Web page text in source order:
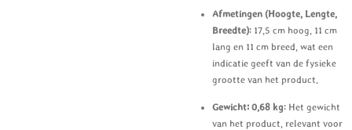
Afmetingen (Hoogte, Lengte,
Breedte): 17,5 cm hoog, 11 cm
lang en 11 cm breed, wat een
indicatie geeft van de fysieke
grootte van het product.
Gewicht: 0,68 kg: Het gewicht
van het product, relevant voor